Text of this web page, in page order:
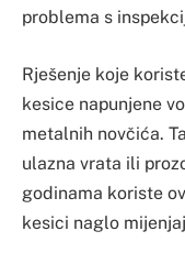
problema s
Rješenje koje
kesice napunjene
metalnih novčića.
ulazna vrata ili
godinama koriste
kesici naglo